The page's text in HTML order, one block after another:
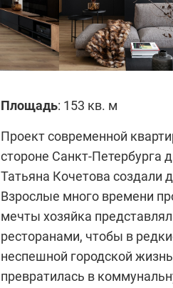
Площадь: 153 кв. м
Проект современной
стороне Санкт-Петербурга
Татьяна Кочетова создали
Взрослые много времени
мечты хозяйка
ресторанами, чтобы в
неспешной городской
превратилась в